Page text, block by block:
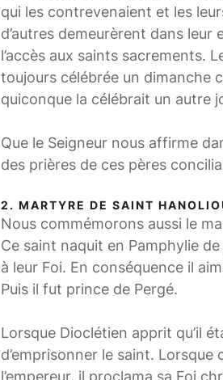
qui les contrevenaient et les
d’autres demeurèrent dans
l’accès aux saints sacrements.
toujours célébrée un dimanche
quiconque la célébrait un autre
Que le Seigneur nous affirme
des prières de ces pères
2. MARTYRE DE SAINT
Nous commémorons aussi le
Ce saint naquit en Pamphylie
à leur Foi. En conséquence il
Puis il fut prince de Pergé.
Lorsque Dioclétien apprit qu’il
d’emprisonner le saint.